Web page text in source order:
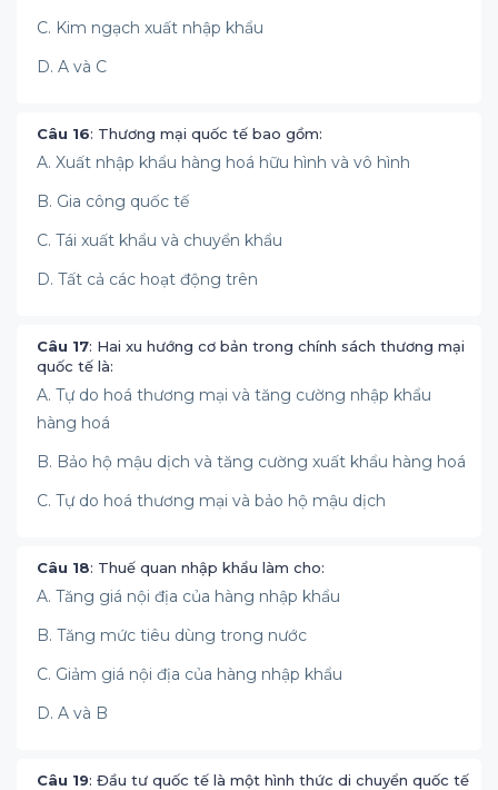
C. Kim ngạch xuất nhập khẩu
D. A và C
Câu 16: Thương mại quốc tế bao gồm:
A. Xuất nhập khẩu hàng hoá hữu hình và vô hình
B. Gia công quốc tế
C. Tái xuất khẩu và chuyển khẩu
D. Tất cả các hoạt động trên
Câu 17: Hai xu hướng cơ bản trong chính sách thương mại
quốc tế là:
A. Tự do hoá thương mại và tăng cường nhập khẩu
hàng hoá
B. Bảo hộ mậu dịch và tăng cường xuất khẩu hàng hoá
C. Tự do hoá thương mại và bảo hộ mậu dịch
Câu 18: Thuế quan nhập khẩu làm cho:
A. Tăng giá nội địa của hàng nhập khẩu
B. Tăng mức tiêu dùng trong nước
C. Giảm giá nội địa của hàng nhập khẩu
D. A và B
Câu 19: Đầu tư quốc tế là một hình thức di chuyển quốc tế